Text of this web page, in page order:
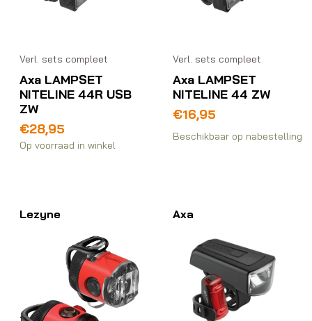
Verl. sets compleet
Axa LAMPSET
NITELINE 44R USB
ZW
€28,95
Op voorraad in winkel
Verl. sets compleet
Axa LAMPSET
NITELINE 44 ZW
€16,95
Beschikbaar op nabestelling
Lezyne Axa